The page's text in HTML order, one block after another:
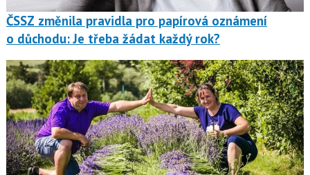
ČSSZ změnila pravidla pro papírová oznámení
o důchodu: Je třeba žádat každý rok?